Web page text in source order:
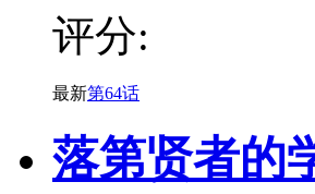
评分:
最新第64话
落第贤者的